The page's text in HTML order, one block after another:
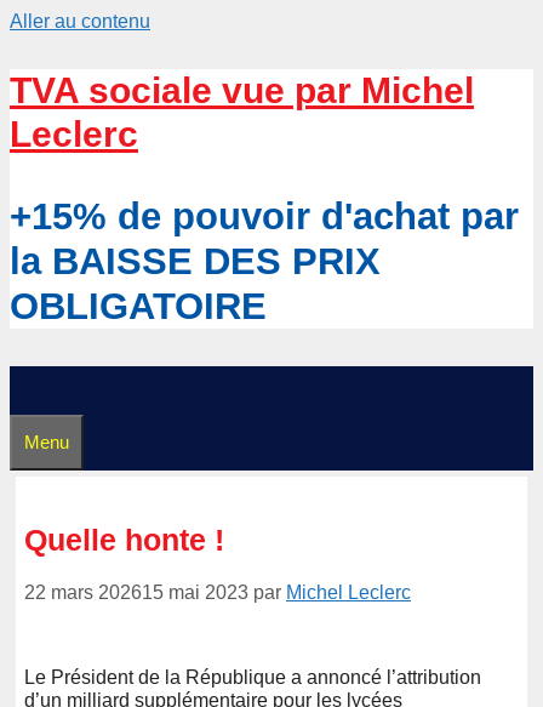
Aller au contenu
TVA sociale vue par Michel
Leclerc
+15% de pouvoir d'achat par
la BAISSE DES PRIX
OBLIGATOIRE
Menu
Quelle honte !
22 mars 202615 mai 2023 par Michel Leclerc
Le Président de la République a annoncé l’attribution
d’un milliard supplémentaire pour les lycées